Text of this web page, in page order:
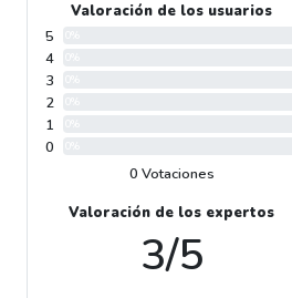
Valoración de los usuarios
5
4
3
2
1
0
0 Votaciones
Valoración de los expertos
3/5